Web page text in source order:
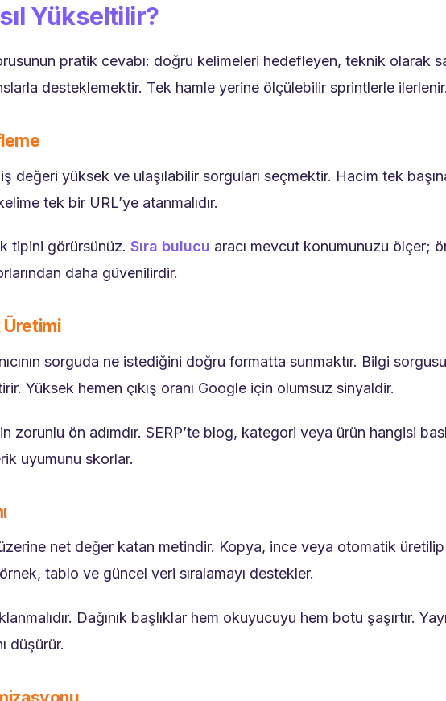
Yükseltilir?
pratik cevabı: doğru kelimeleri hedefleyen, teknik olarak
desteklemektir. Tek hamle yerine ölçülebilir sprintlerle ilerlenir.
değeri yüksek ve ulaşılabilir sorguları seçmektir. Hacim tek
tek bir URL’ye atanmalıdır.
tipini görürsünüz. Sıra bulucu aracı mevcut konumunuzu ölçer;
daha güvenilirdir.
Üretimi
sorguda ne istediğini doğru formatta sunmaktır. Bilgi
Yüksek hemen çıkış oranı Google için olumsuz sinyaldir.
zorunlu ön adımdır. SERP’te blog, kategori veya ürün hangisi
uyumunu skorlar.
net değer katan metindir. Kopya, ince veya otomatik
tablo ve güncel veri sıralamayı destekler.
Dağınık başlıklar hem okuyucuyu hem botu şaşırtır.
düşürür.